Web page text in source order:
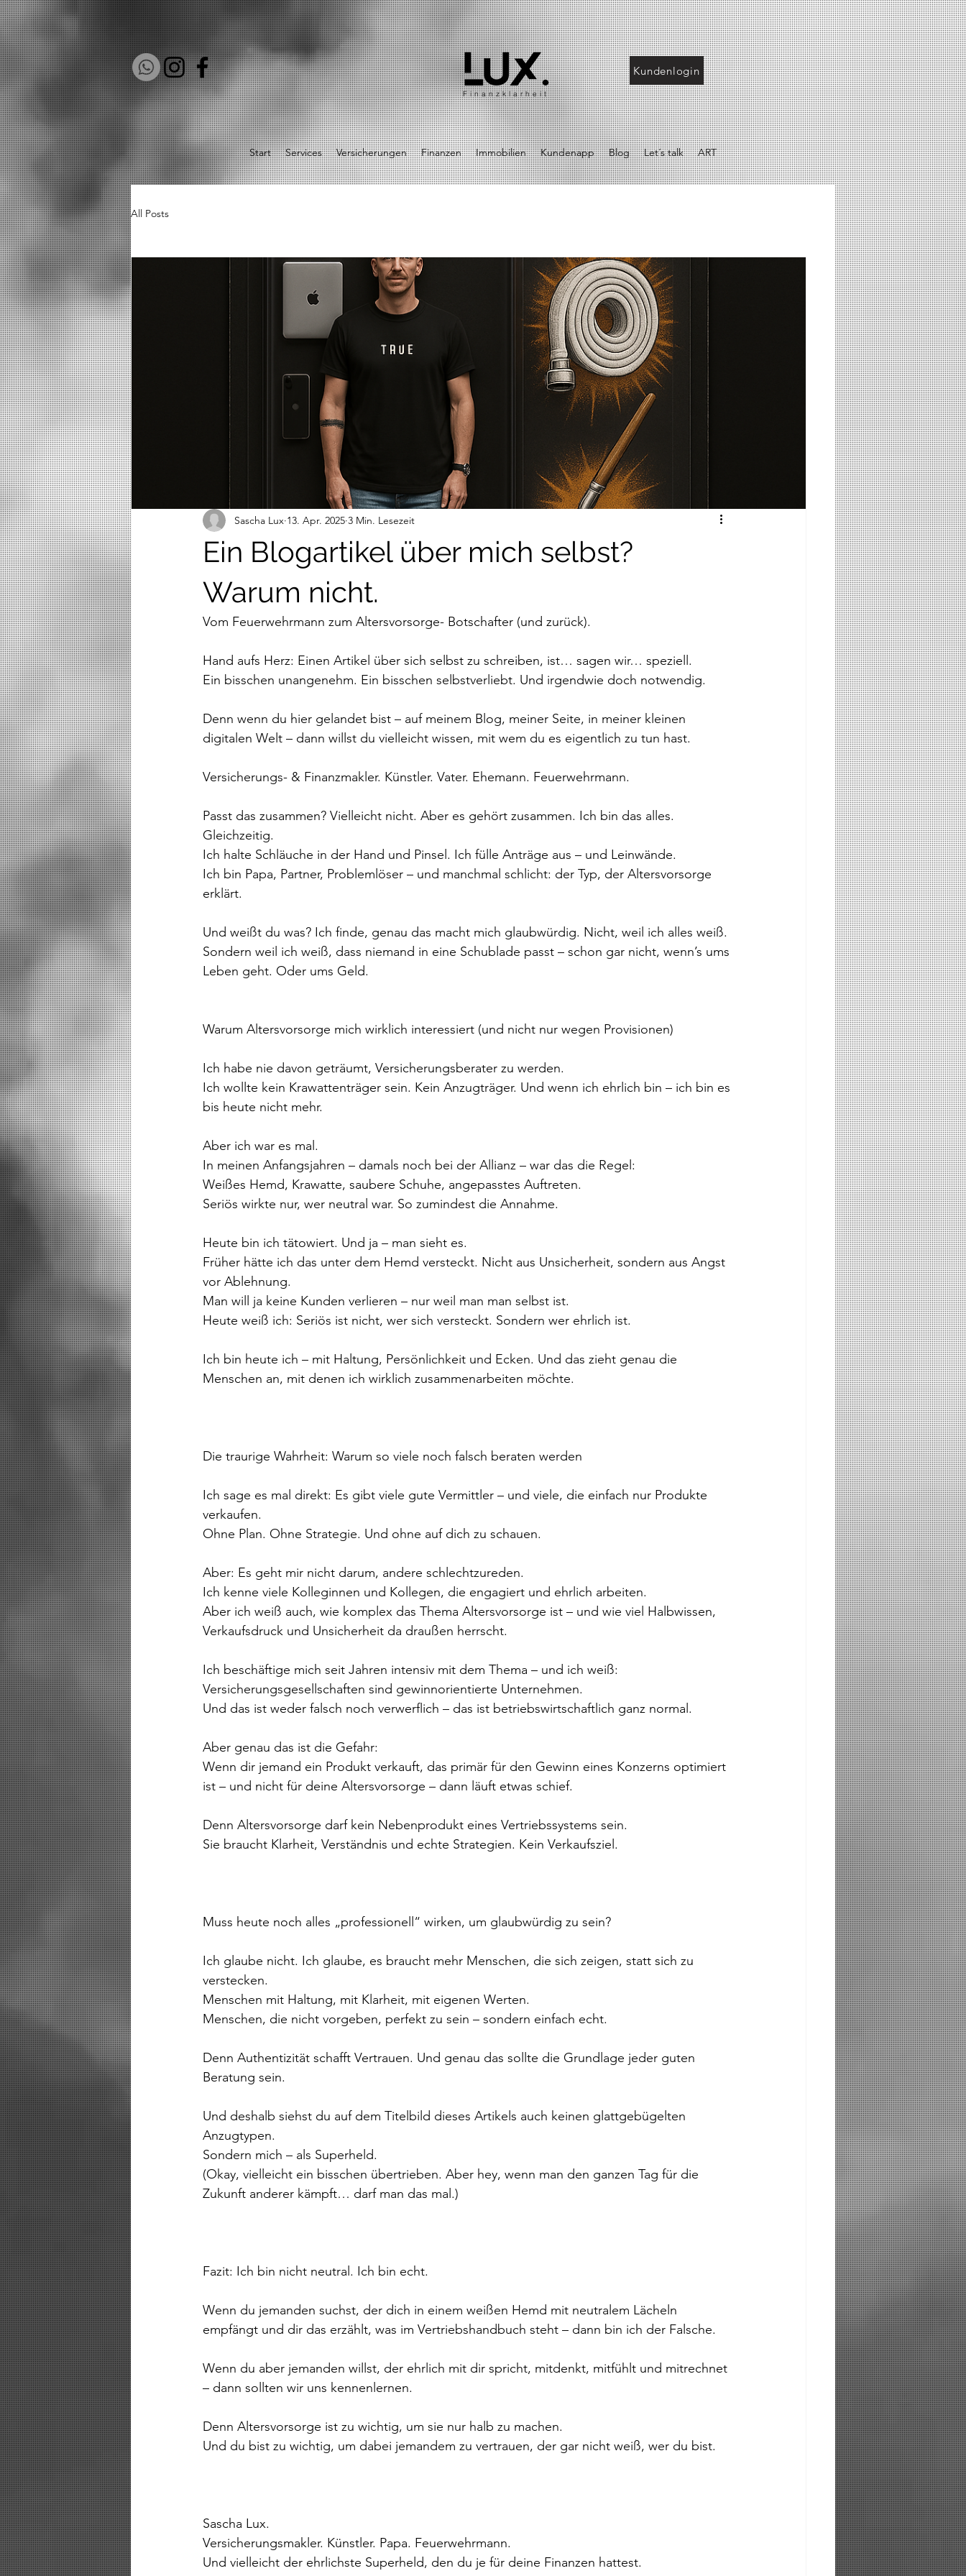
Finanzklarheit
Kundenlogin
Start Services Versicherungen Finanzen Immobilien Kundenapp Blog Let´s talk ART
All Posts
Ein Blogartikel über mich selbst?
Warum nicht.
Sascha Lux 13. Apr. 2025 3 Min. Lesezeit
Vom Feuerwehrmann zum Altersvorsorge- Botschafter (und zurück).
Hand aufs Herz: Einen Artikel über sich selbst zu schreiben, ist… sagen wir… speziell.
Ein bisschen unangenehm. Ein bisschen selbstverliebt. Und irgendwie doch notwendig.
Denn wenn du hier gelandet bist – auf meinem Blog, meiner Seite, in meiner kleinen
digitalen Welt – dann willst du vielleicht wissen, mit wem du es eigentlich zu tun hast.
Versicherungs- & Finanzmakler. Künstler. Vater. Ehemann. Feuerwehrmann.
Passt das zusammen? Vielleicht nicht. Aber es gehört zusammen. Ich bin das alles.
Gleichzeitig.
Ich halte Schläuche in der Hand und Pinsel. Ich fülle Anträge aus – und Leinwände.
Ich bin Papa, Partner, Problemlöser – und manchmal schlicht: der Typ, der Altersvorsorge
erklärt.
Und weißt du was? Ich finde, genau das macht mich glaubwürdig. Nicht, weil ich alles weiß.
Sondern weil ich weiß, dass niemand in eine Schublade passt – schon gar nicht, wenn’s ums
Leben geht. Oder ums Geld.
Warum Altersvorsorge mich wirklich interessiert (und nicht nur wegen Provisionen)
Ich habe nie davon geträumt, Versicherungsberater zu werden.
Ich wollte kein Krawattenträger sein. Kein Anzugträger. Und wenn ich ehrlich bin – ich bin es
bis heute nicht mehr.
Aber ich war es mal.
In meinen Anfangsjahren – damals noch bei der Allianz – war das die Regel:
Weißes Hemd, Krawatte, saubere Schuhe, angepasstes Auftreten.
Seriös wirkte nur, wer neutral war. So zumindest die Annahme.
Heute bin ich tätowiert. Und ja – man sieht es.
Früher hätte ich das unter dem Hemd versteckt. Nicht aus Unsicherheit, sondern aus Angst
vor Ablehnung.
Man will ja keine Kunden verlieren – nur weil man man selbst ist.
Heute weiß ich: Seriös ist nicht, wer sich versteckt. Sondern wer ehrlich ist.
Ich bin heute ich – mit Haltung, Persönlichkeit und Ecken. Und das zieht genau die
Menschen an, mit denen ich wirklich zusammenarbeiten möchte.
Die traurige Wahrheit: Warum so viele noch falsch beraten werden
Ich sage es mal direkt: Es gibt viele gute Vermittler – und viele, die einfach nur Produkte
verkaufen.
Ohne Plan. Ohne Strategie. Und ohne auf dich zu schauen.
Aber: Es geht mir nicht darum, andere schlechtzureden.
Ich kenne viele Kolleginnen und Kollegen, die engagiert und ehrlich arbeiten.
Aber ich weiß auch, wie komplex das Thema Altersvorsorge ist – und wie viel Halbwissen,
Verkaufsdruck und Unsicherheit da draußen herrscht.
Ich beschäftige mich seit Jahren intensiv mit dem Thema – und ich weiß:
Versicherungsgesellschaften sind gewinnorientierte Unternehmen.
Und das ist weder falsch noch verwerflich – das ist betriebswirtschaftlich ganz normal.
Aber genau das ist die Gefahr:
Wenn dir jemand ein Produkt verkauft, das primär für den Gewinn eines Konzerns optimiert
ist – und nicht für deine Altersvorsorge – dann läuft etwas schief.
Denn Altersvorsorge darf kein Nebenprodukt eines Vertriebssystems sein.
Sie braucht Klarheit, Verständnis und echte Strategien. Kein Verkaufsziel.
Muss heute noch alles „professionell“ wirken, um glaubwürdig zu sein?
Ich glaube nicht. Ich glaube, es braucht mehr Menschen, die sich zeigen, statt sich zu
verstecken.
Menschen mit Haltung, mit Klarheit, mit eigenen Werten.
Menschen, die nicht vorgeben, perfekt zu sein – sondern einfach echt.
Denn Authentizität schafft Vertrauen. Und genau das sollte die Grundlage jeder guten
Beratung sein.
Und deshalb siehst du auf dem Titelbild dieses Artikels auch keinen glattgebügelten
Anzugtypen.
Sondern mich – als Superheld.
(Okay, vielleicht ein bisschen übertrieben. Aber hey, wenn man den ganzen Tag für die
Zukunft anderer kämpft… darf man das mal.)
Fazit: Ich bin nicht neutral. Ich bin echt.
Wenn du jemanden suchst, der dich in einem weißen Hemd mit neutralem Lächeln
empfängt und dir das erzählt, was im Vertriebshandbuch steht – dann bin ich der Falsche.
Wenn du aber jemanden willst, der ehrlich mit dir spricht, mitdenkt, mitfühlt und mitrechnet
– dann sollten wir uns kennenlernen.
Denn Altersvorsorge ist zu wichtig, um sie nur halb zu machen.
Und du bist zu wichtig, um dabei jemandem zu vertrauen, der gar nicht weiß, wer du bist.
Sascha Lux.
Versicherungsmakler. Künstler. Papa. Feuerwehrmann.
Und vielleicht der ehrlichste Superheld, den du je für deine Finanzen hattest.